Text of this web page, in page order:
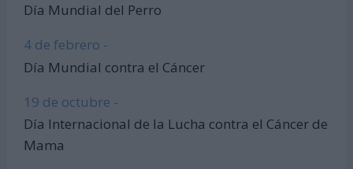
Día Mundial del Perro
4 de febrero -
Día Mundial contra el Cáncer
19 de octubre -
Día Internacional de la Lucha contra el Cáncer de
Mama